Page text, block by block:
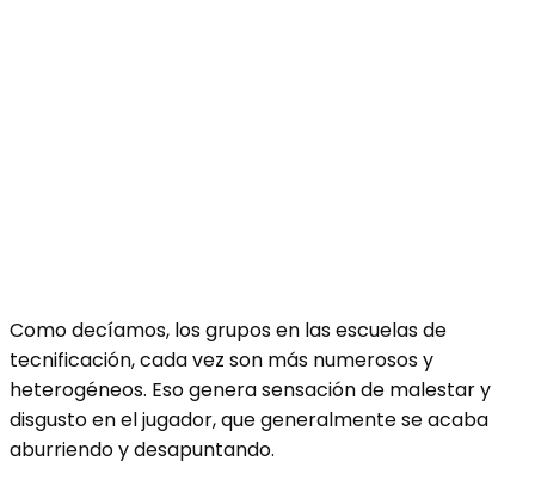
Como decíamos, los grupos en las escuelas de
tecnificación, cada vez son más numerosos y
heterogéneos. Eso genera sensación de malestar y
disgusto en el jugador, que generalmente se acaba
aburriendo y desapuntando.